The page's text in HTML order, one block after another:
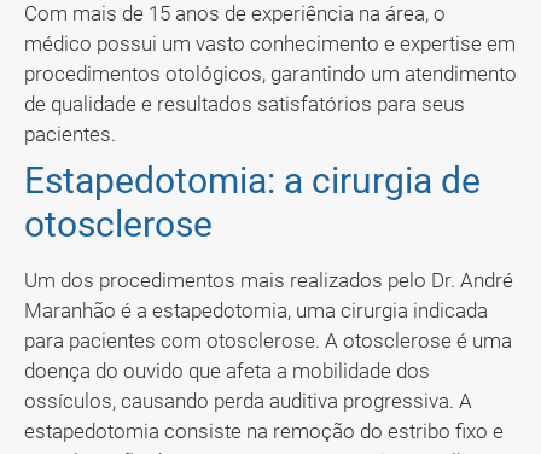
Com mais de 15 anos de experiência na área, o
médico possui um vasto conhecimento e expertise em
procedimentos otológicos, garantindo um atendimento
de qualidade e resultados satisfatórios para seus
pacientes.
Estapedotomia: a cirurgia de
otosclerose
Um dos procedimentos mais realizados pelo Dr. André
Maranhão é a estapedotomia, uma cirurgia indicada
para pacientes com otosclerose. A otosclerose é uma
doença do ouvido que afeta a mobilidade dos
ossículos, causando perda auditiva progressiva. A
estapedotomia consiste na remoção do estribo fixo e